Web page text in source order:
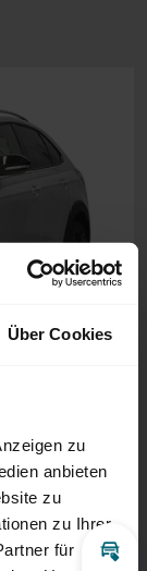
Über Cookies
zu
anbieten
zu
zu Ihrer
für